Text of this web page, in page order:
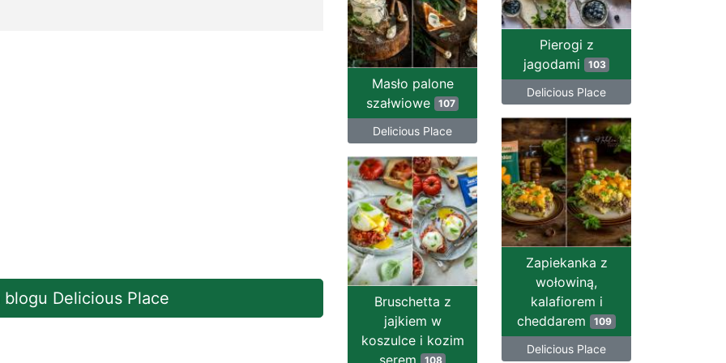
Delicious Place
Pierogi z
jagodami
103
Delicious Place
Masło palone
szałwiowe
107
Delicious Place
Zapiekanka z
wołowiną,
kalafiorem i
cheddarem 109
Delicious Place
Bruschetta z
jajkiem w
koszulce i kozim
serem
108